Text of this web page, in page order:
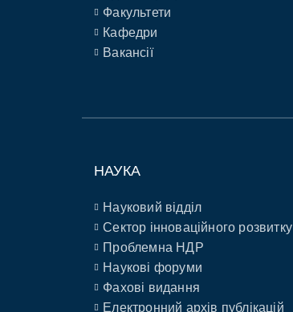
Факультети
Кафедри
Вакансії
НАУКА
Науковий відділ
Сектор інноваційного розвитку
Проблемна НДР
Наукові форуми
Фахові видання
Електронний архів публікацій